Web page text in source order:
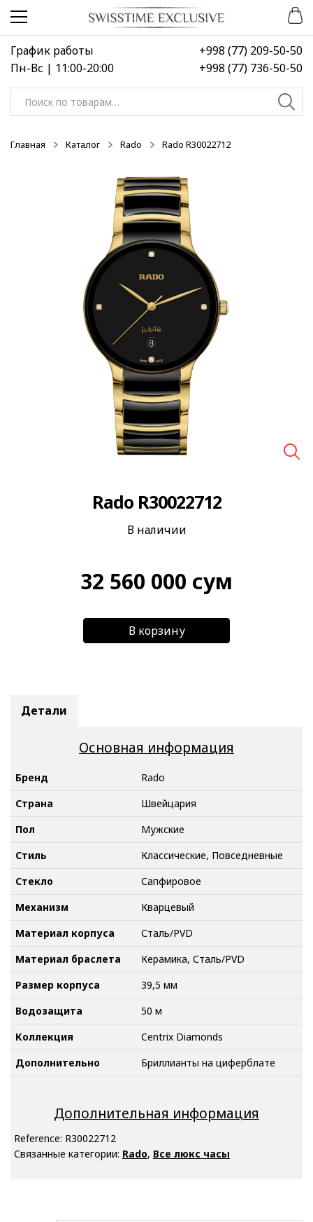
Перейти
навигации
Перейти
содержимому
График работы
Пн-Вс | 11:00-20:00
+998 (77) 209-50-50
+998 (77) 736-50-50
Искать:
Главная Каталог Rado Rado R30022712
Rado R30022712
В наличии
32 560 000 сум
В корзину
Детали
Основная информация
Бренд
Rado
Страна
Швейцария
Пол
Мужские
Стиль
Классические, Повседневные
Стекло
Сапфировое
Механизм
Кварцевый
Материал корпуса
Сталь/PVD
Материал браслета
Керамика, Сталь/PVD
Размер корпуса
39,5 мм
Водозащита
50 м
Коллекция
Centrix Diamonds
Дополнительно
Бриллианты на циферблате
Дополнительная информация
Reference: R30022712
Связанные категории: Rado, Все люкс часы